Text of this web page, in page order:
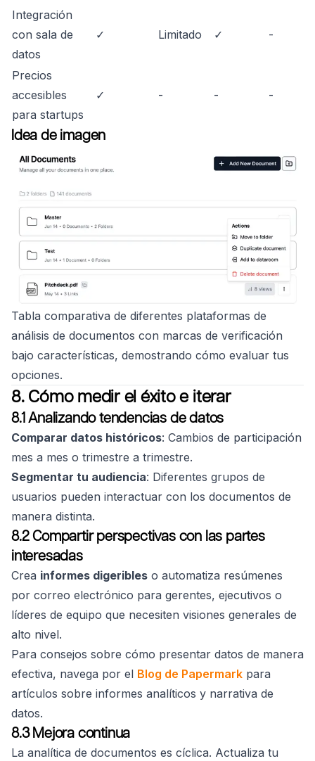
Integración
con sala de
datos
✓ Limitado ✓ -
Precios
accesibles
para startups
✓ - - -
Idea de imagen
Tabla comparativa de diferentes plataformas de
análisis de documentos con marcas de verificación
bajo características, demostrando cómo evaluar tus
opciones.
8. Cómo medir el éxito e iterar
8.1 Analizando tendencias de datos
Comparar datos históricos: Cambios de participación
mes a mes o trimestre a trimestre.
Segmentar tu audiencia: Diferentes grupos de
usuarios pueden interactuar con los documentos de
manera distinta.
8.2 Compartir perspectivas con las partes
interesadas
Crea informes digeribles o automatiza resúmenes
por correo electrónico para gerentes, ejecutivos o
líderes de equipo que necesiten visiones generales de
alto nivel.
Para consejos sobre cómo presentar datos de manera
efectiva, navega por el Blog de Papermark para
artículos sobre informes analíticos y narrativa de
datos.
8.3 Mejora continua
La analítica de documentos es cíclica. Actualiza tu